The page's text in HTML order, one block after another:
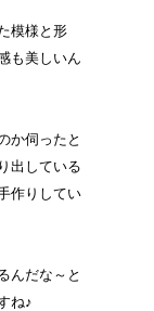
模様と形
も美しいん
か伺ったと
出している
作りしてい
んだな～と
ね♪